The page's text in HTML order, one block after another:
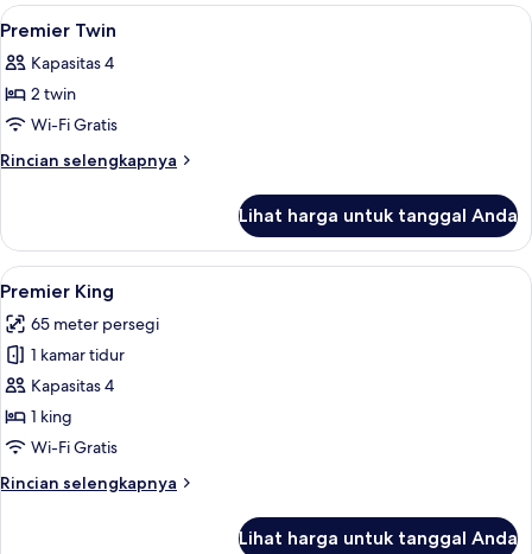
Lihat
semua
foto
untuk
Premier
Twin
1 kamar tidur, seprai premium,
9
Premier Twin
Kapasitas 4
2 twin
Wi-Fi Gratis
Rincian selengkapnya
Rincian
Premier
Twin
Lihat harga untuk tanggal Anda
Lihat
semua
foto
untuk
Premier
King
1 kamar tidur, seprai premium,
9
Premier King
65 meter persegi
1 kamar tidur
Kapasitas 4
1 king
Wi-Fi Gratis
Rincian selengkapnya
Rincian
Lihat harga untuk tanggal Anda